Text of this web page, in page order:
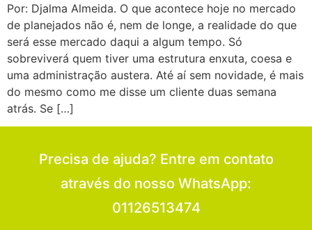
Por: Djalma Almeida. O que acontece hoje no mercado
de planejados não é, nem de longe, a realidade do que
será esse mercado daqui a algum tempo. Só
sobreviverá quem tiver uma estrutura enxuta, coesa e
uma administração austera. Até aí sem novidade, é mais
do mesmo como me disse um cliente duas semana
atrás. Se […]
Precisa de ajuda? Entre em contato
através do nosso WhatsApp:
01126513474